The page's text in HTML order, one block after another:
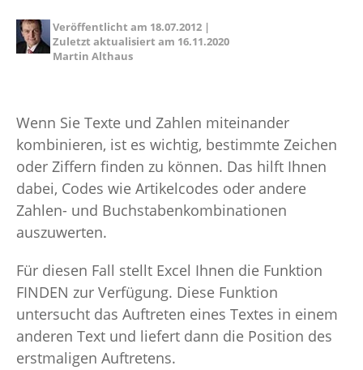
Veröffentlicht am 18.07.2012 |
Zuletzt aktualisiert am 16.11.2020
Martin Althaus
Wenn Sie Texte und Zahlen miteinander
kombinieren, ist es wichtig, bestimmte Zeichen
oder Ziffern finden zu können. Das hilft Ihnen
dabei, Codes wie Artikelcodes oder andere
Zahlen- und Buchstabenkombinationen
auszuwerten.
Für diesen Fall stellt Excel Ihnen die Funktion
FINDEN zur Verfügung. Diese Funktion
untersucht das Auftreten eines Textes in einem
anderen Text und liefert dann die Position des
erstmaligen Auftretens.